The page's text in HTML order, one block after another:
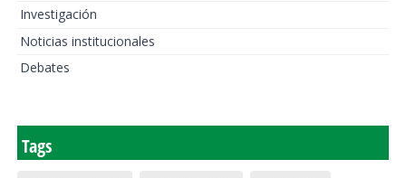
Investigación
Noticias institucionales
Debates
Tags